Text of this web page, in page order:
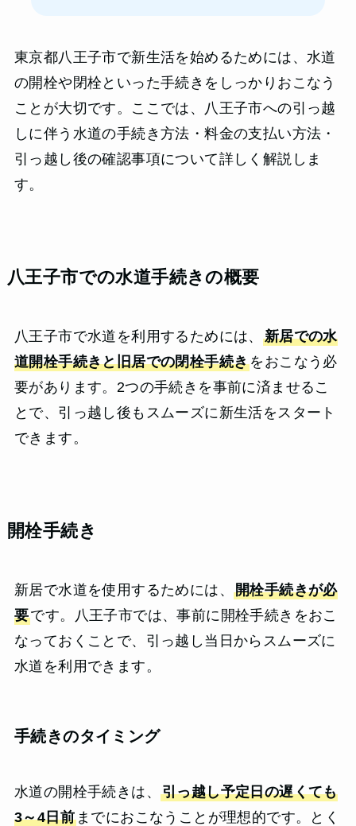
東京都八王子市で新生活を始めるためには、水道
の開栓や閉栓といった手続きをしっかりおこなう
ことが大切です。ここでは、八王子市への引っ越
しに伴う水道の手続き方法・料金の支払い方法・
引っ越し後の確認事項について詳しく解説しま
す。
八王子市での水道手続きの概要
八王子市で水道を利用するためには、 新居での水
道開栓手続きと旧居での閉栓手続きをおこなう必
要があります。2つの手続きを事前に済ませるこ
とで、引っ越し後もスムーズに新生活をスタート
できます。
開栓手続き
新居で水道を使用するためには、 開栓手続きが必
要です。八王子市では、事前に開栓手続きをおこ
なっておくことで、引っ越し当日からスムーズに
水道を利用できます。
手続きのタイミング
水道の開栓手続きは、 引っ越し予定日の遅くても
3～4日前までにおこなうことが理想的です。とく